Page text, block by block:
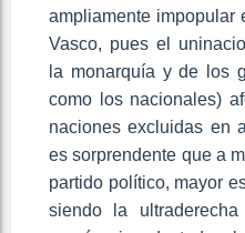
ampliamente impopular
Vasco, pues el
la monarquía y de los
como los nacionales)
naciones excluidas en
es sorprendente que a
partido político, mayor
siendo la